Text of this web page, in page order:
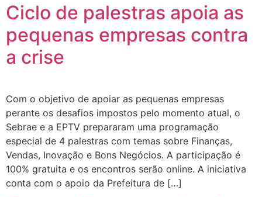
Ciclo de palestras apoia as
pequenas empresas contra
a crise
Com o objetivo de apoiar as pequenas empresas
perante os desafios impostos pelo momento atual, o
Sebrae e a EPTV prepararam uma programação
especial de 4 palestras com temas sobre Finanças,
Vendas, Inovação e Bons Negócios. A participação é
100% gratuita e os encontros serão online. A iniciativa
conta com o apoio da Prefeitura de […]